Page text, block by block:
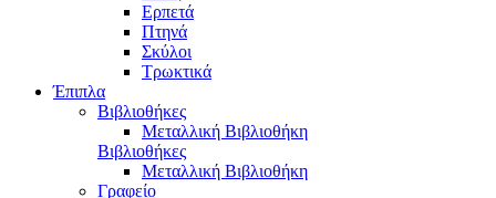
Ερπετά
Πτηνά
Σκύλοι
Τρωκτικά
Έπιπλα
Βιβλιοθήκες
Μεταλλική Βιβλιοθήκη
Βιβλιοθήκες
Μεταλλική Βιβλιοθήκη
Γραφείο